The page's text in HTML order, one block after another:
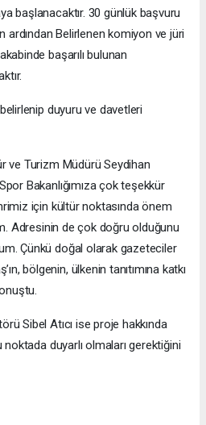
başlanacaktır. 30 günlük başvuru
ardından Belirlenen komiyon ve jüri
başarılı bulunan
duyuru ve davetleri
ve Turizm Müdürü Seydihan
Bakanlığımıza çok teşekkür
için kültür noktasında önem
Adresinin de çok doğru olduğunu
Çünkü doğal olarak gazeteciler
bölgenin, ülkenin tanıtımına katkı
Sibel Atıcı ise proje hakkında
duyarlı olmaları gerektiğini